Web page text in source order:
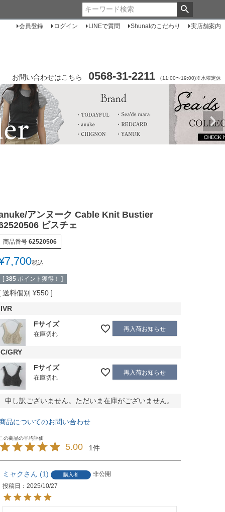
会員登録 ログイン LINEで質問 Shunalのこだわり 実店舗案内
お問い合わせはこちら 0568-31-2211 （11:00〜19:00)※水曜定休
アンヌーク Cable Knit Bustier
ビスチェ
商品番号 62520506
7,700税込
[ 385 ポイント獲得！ ]
送料個別 ¥550
IVR
Fサイズ
在庫切れ
再入荷お知らせ
C/GRY
Fサイズ
在庫切れ
再入荷お知らせ
申し訳ございません。ただいま在庫がございません。
品についてのお問い合わせ
5.00 1
ミャク 1 購入者
非公開
投稿日
2025/10/27